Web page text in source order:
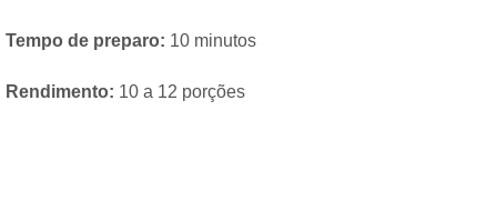
Tempo de preparo: 10 minutos
Rendimento: 10 a 12 porções